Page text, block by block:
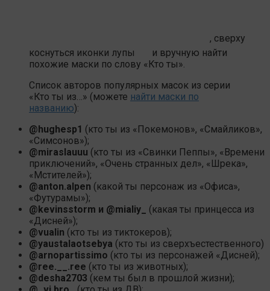
, сверху
коснуться иконки лупы
и вручную найти
похожие маски по слову «Кто ты».
Список авторов популярных масок из серии
«Кто ты из…» (можете найти маски по
названию):
@hughesp1 (кто ты из «Покемонов», «Смайликов»,
«Симсонов»);
@miraslauuu (кто ты из «Свинки Пеппы», «Времени
приключений», «Очень странных дел», «Шрека»,
«Мстителей»);
@anton.alpen (какой ты персонаж из «Офиса»,
«Футурамы»);
@kevinsstorm и @mialiy_ (какая ты принцесса из
«Дисней»);
@vualin (кто ты из тиктокеров);
@yaustalaotsebya (кто ты из сверхъестественного)
@arnopartissimo (кто ты из персонажей «Дисней);
@ree.__.ree (кто ты из животных);
@desha2703 (кем ты был в прошлой жизни);